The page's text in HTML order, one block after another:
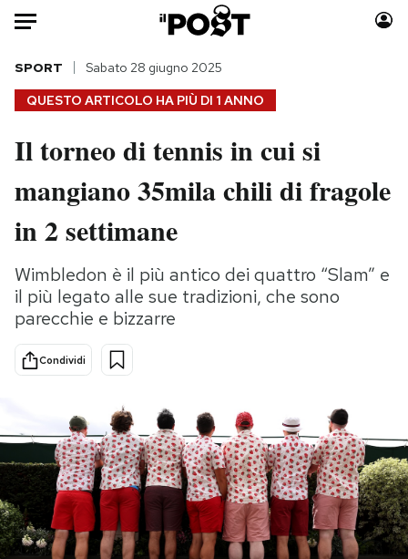
Auto
HOME
Italia
Politica
Tecnologia
Scienza
Cultura
Sport
Moda
Consumismi
Media
Europa
PODCAST
NEWSLETTER
QUESTO ARTICOLO HA PIÙ DI 1 ANNO
SPORT Sabato 28 giugno 2025
Il torneo di tennis in cui si
mangiano 35mila chili di fragole
in 2 settimane
Wimbledon è il più antico dei quattro “Slam” e
il più legato alle sue tradizioni, che sono
parecchie e bizzarre
Condividi